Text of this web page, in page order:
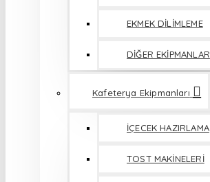
EKMEK DİLİMLEME
DİĞER EKİPMANLAR
Kafeterya Ekipmanları
İÇECEK HAZIRLAMA
TOST MAKİNELERİ